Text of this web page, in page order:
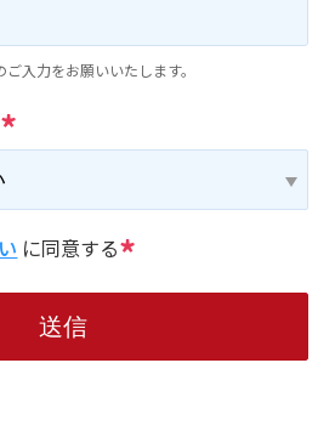
入力をお願いいたします。
*
に同意する*